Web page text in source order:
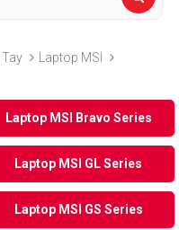
Tay
Laptop MSI
Laptop MSI Bravo Series
Laptop MSI GL Series
Laptop MSI GS Series